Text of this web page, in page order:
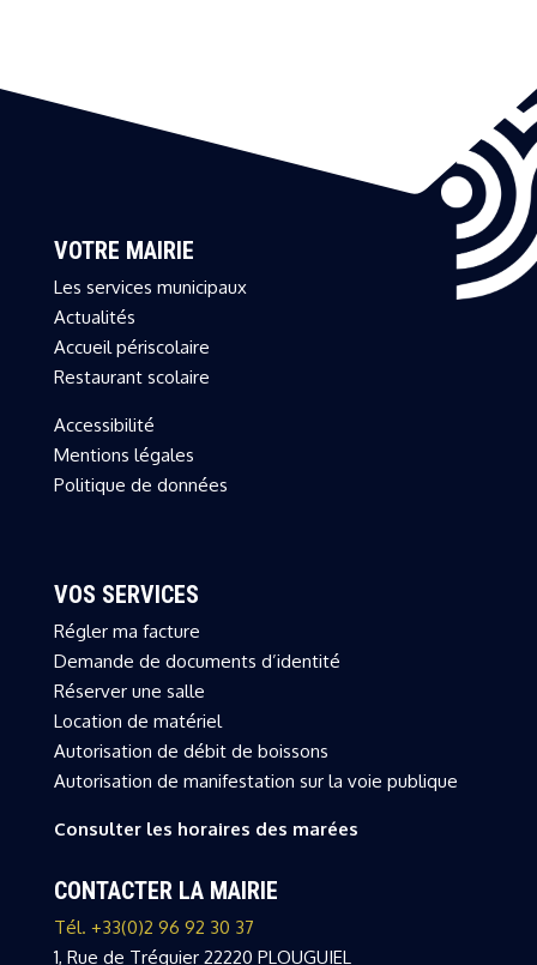
VOTRE MAIRIE
Les services municipaux
Actualités
Accueil périscolaire
Restaurant scolaire
Accessibilité
Mentions légales
Politique de données
VOS SERVICES
Régler ma facture
Demande de documents d’identité
Réserver une salle
Location de matériel
Autorisation de débit de boissons
Autorisation de manifestation sur la voie publique
Consulter les horaires des marées
CONTACTER LA MAIRIE
Tél. +33(0)2 96 92 30 37
1, Rue de Tréguier 22220 PLOUGUIEL